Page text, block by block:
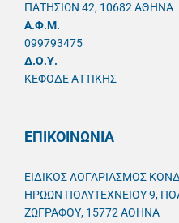
ΠΑΤΗΣΙΩΝ 42, 10682 ΑΘΗΝΑ
A.Φ.Μ.
099793475
Δ.Ο.Υ.
ΚΕΦΟΔΕ ΑΤΤΙΚΗΣ
ΕΠΙΚΟΙΝΩΝΙΑ
ΕΙΔΙΚΟΣ ΛΟΓΑΡΙΑΣΜΟΣ
ΗΡΩΩΝ ΠΟΛΥΤΕΧΝΕΙΟΥ 9,
ΖΩΓΡΑΦΟΥ, 15772 ΑΘΗΝΑ